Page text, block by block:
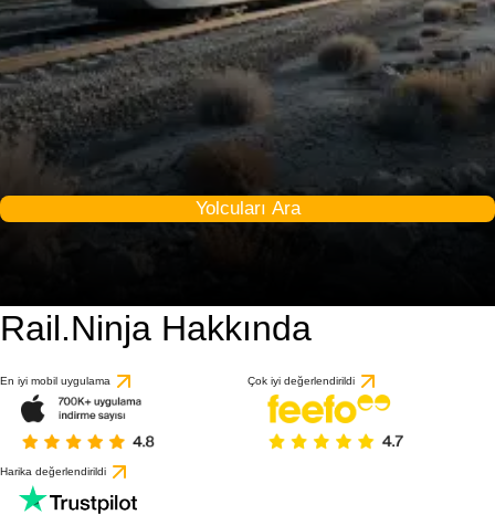
Yolcuları Ara
Rail.Ninja Hakkında
En iyi mobil uygulama Çok iyi değerlendirildi
Harika değerlendirildi
1 değerlendirmeye